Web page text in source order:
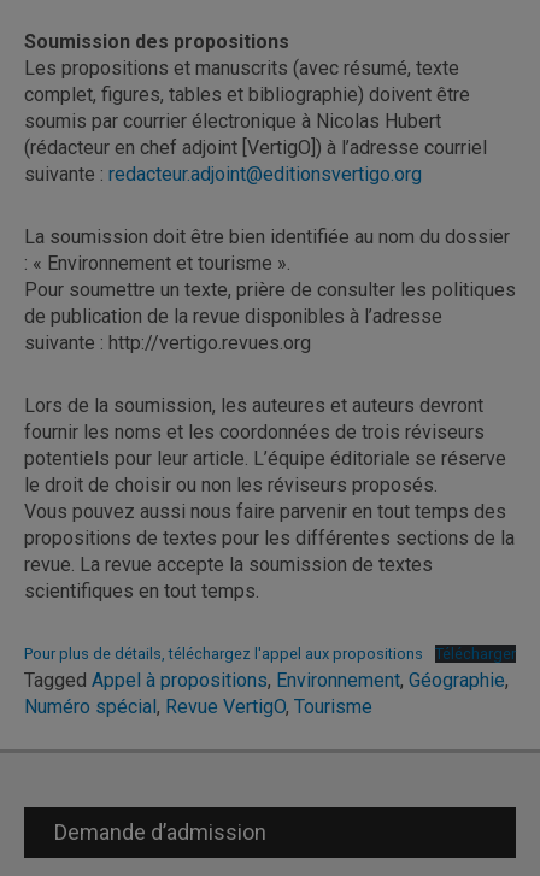
Soumission des propositions
Les propositions et manuscrits (avec résumé, texte
complet, figures, tables et bibliographie) doivent être
soumis par courrier électronique à Nicolas Hubert
(rédacteur en chef adjoint [VertigO]) à l’adresse courriel
suivante : redacteur.adjoint@editionsvertigo.org
La soumission doit être bien identifiée au nom du dossier
: « Environnement et tourisme ».
Pour soumettre un texte, prière de consulter les politiques
de publication de la revue disponibles à l’adresse
suivante : http://vertigo.revues.org
Lors de la soumission, les auteures et auteurs devront
fournir les noms et les coordonnées de trois réviseurs
potentiels pour leur article. L’équipe éditoriale se réserve
le droit de choisir ou non les réviseurs proposés.
Vous pouvez aussi nous faire parvenir en tout temps des
propositions de textes pour les différentes sections de la
revue. La revue accepte la soumission de textes
scientifiques en tout temps.
Pour plus de détails, téléchargez l'appel aux propositions Télécharger
Tagged Appel à propositions, Environnement, Géographie,
Numéro spécial, Revue VertigO, Tourisme
Demande d’admission